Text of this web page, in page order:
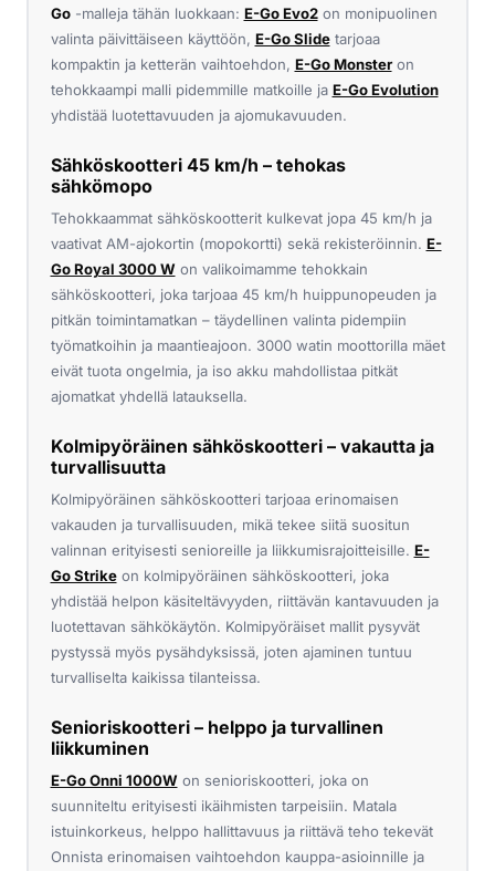
Go-malleja tähän luokkaan: E-Go Evo2on monipuolinen
valinta päivittäiseen käyttöön, E-Go Slidetarjoaa
kompaktin ja ketterän vaihtoehdon, E-Go Monsteron
tehokkaampi malli pidemmille matkoille ja E-Go Evolution
yhdistää luotettavuuden ja ajomukavuuden.
Sähköskootteri 45 km/h – tehokas
sähkömopo
Tehokkaammat sähköskootterit kulkevat jopa 45 km/h ja
vaativat AM-ajokortin (mopokortti) sekä rekisteröinnin. E-
Go Royal 3000 Won valikoimamme tehokkain
sähköskootteri, joka tarjoaa 45 km/h huippunopeuden ja
pitkän toimintamatkan – täydellinen valinta pidempiin
työmatkoihin ja maantieajoon. 3000 watin moottorilla mäet
eivät tuota ongelmia, ja iso akku mahdollistaa pitkät
ajomatkat yhdellä latauksella.
Kolmipyöräinen sähköskootteri – vakautta ja
turvallisuutta
Kolmipyöräinen sähköskootteri tarjoaa erinomaisen
vakauden ja turvallisuuden, mikä tekee siitä suositun
valinnan erityisesti senioreille ja liikkumisrajoitteisille. E-
Go Strikeon kolmipyöräinen sähköskootteri, joka
yhdistää helpon käsiteltävyyden, riittävän kantavuuden ja
luotettavan sähkökäytön. Kolmipyöräiset mallit pysyvät
pystyssä myös pysähdyksissä, joten ajaminen tuntuu
turvalliselta kaikissa tilanteissa.
Senioriskootteri – helppo ja turvallinen
liikkuminen
E-Go Onni 1000Won senioriskootteri, joka on
suunniteltu erityisesti ikäihmisten tarpeisiin. Matala
istuinkorkeus, helppo hallittavuus ja riittävä teho tekevät
Onnista erinomaisen vaihtoehdon kauppa-asioinnille ja